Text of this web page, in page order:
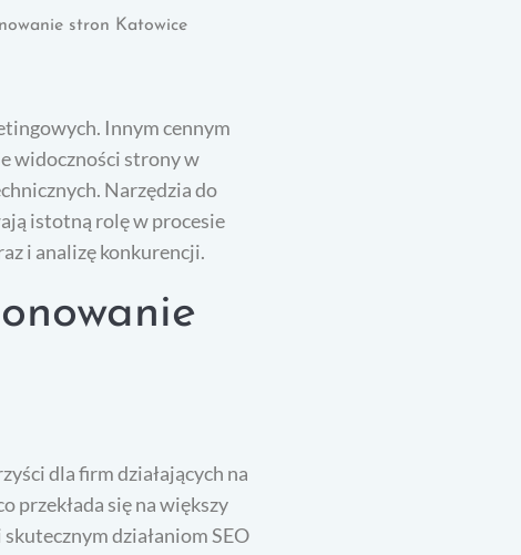
stron Katowice
Innym cennym
widoczności strony w
Narzędzia do
istotną rolę w procesie
i analizę konkurencji.
dla firm działających na
przekłada się na większy
działaniom SEO